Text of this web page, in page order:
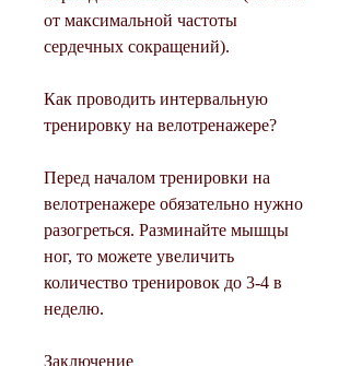
от максимальной частоты
сердечных сокращений).
Как проводить интервальную
тренировку на велотренажере?
Перед началом тренировки на
велотренажере обязательно нужно
разогреться. Разминайте мышцы
ног, то можете увеличить
количество тренировок до 3-4 в
неделю.
Заключение